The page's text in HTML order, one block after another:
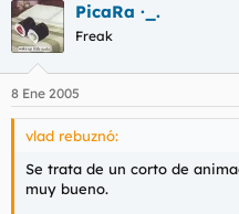
PicaRa ·_.
Freak
8 Ene 2005
vlad rebuznó:
Se trata de un corto de
muy bueno.